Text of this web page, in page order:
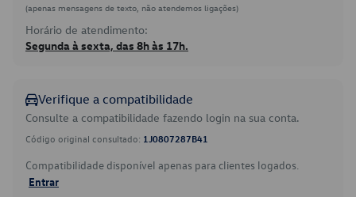
(apenas mensagens de texto, não atendemos ligações)
Horário de atendimento:
Segunda à sexta, das 8h às 17h.
Verifique a compatibilidade
Consulte a compatibilidade fazendo login na sua conta.
Código original consultado: 1J0807287B41
Compatibilidade disponível apenas para clientes logados.
Entrar